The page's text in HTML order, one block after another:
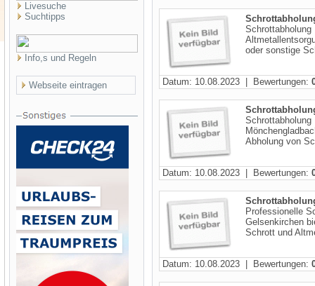
Livesuche
Suchtipps
Info,s und Regeln
Webseite eintragen
oder sonstige
Datum: 10.08.2023 | Bewertungen:
Schrottabholung
Abholung von
Datum: 10.08.2023 | Bewertungen:
Professionelle
Gelsenkirchen
Schrott und
Datum: 10.08.2023 | Bewertungen: